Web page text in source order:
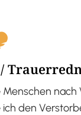
nach
den